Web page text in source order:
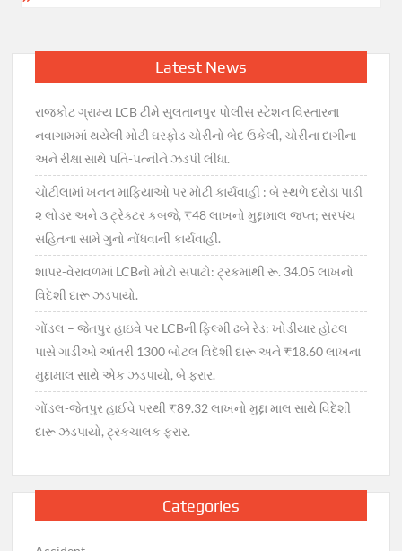
Latest News
રાજકોટ ગ્રામ્ય LCB ટીમે સુલતાનપુર પોલીસ સ્ટેશન વિસ્તારના
નવાગામમાં થયેલી મોટી ઘરફોડ ચોરીનો ભેદ ઉકેલી, ચોરીના દાગીના
અને રીક્ષા સાથે પતિ-પત્નીને ઝડપી લીધા.
ચોટીલામાં ખનન માફિયાઓ પર મોટી કાર્યવાહી : બે સ્થળે દરોડા પાડી
૨ લોડર અને ૩ ટ્રેક્ટર કબજે, ₹48 લાખનો મુદ્દામાલ જપ્ત; સરપંચ
સહિતના સામે ગુનો નોંધવાની કાર્યવાહી.
શાપર-વેરાવળમાં LCBનો મોટો સપાટો: ટ્રકમાંથી રૂ. 34.05 લાખનો
વિદેશી દારૂ ઝડપાયો.
ગોંડલ – જેતપુર હાઇવે પર LCBની ફિલ્મી ઢબે રેડ: ખોડીયાર હોટલ
પાસે ગાડીઓ આંતરી 1300 બોટલ વિદેશી દારૂ અને ₹18.60 લાખના
મુદ્દામાલ સાથે એક ઝડપાયો, બે ફરાર.
ગોંડલ-જેતપુર હાઈવે પરથી ₹89.32 લાખનો મુદ્દા માલ સાથે વિદેશી
દારૂ ઝડપાયો, ટ્રકચાલક ફરાર.
Categories